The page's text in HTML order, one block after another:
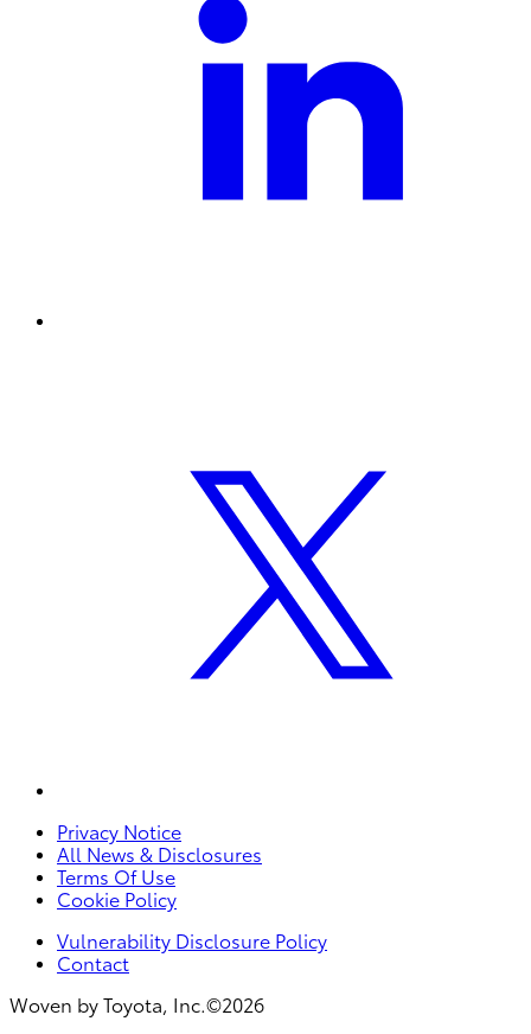
Privacy Notice
All News & Disclosures
Terms Of Use
Cookie Policy
Vulnerability Disclosure Policy
Contact
Woven by Toyota, Inc.©2026